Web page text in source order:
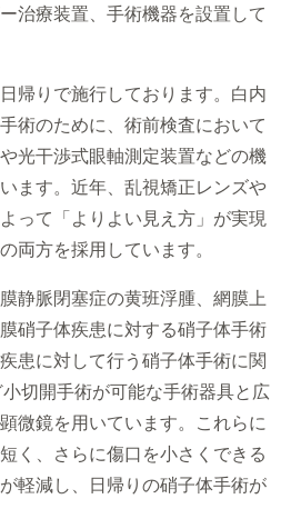
治療装置、手術機器を設置して
帰りで施行しております。白内
術のために、術前検査において
光干渉式眼軸測定装置などの機
ます。近年、乱視矯正レンズや
って「よりよい見え方」が実現
両方を採用しています。
静脈閉塞症の黄班浮腫、網膜上
硝子体疾患に対する硝子体手術
患に対して行う硝子体手術に関
切開手術が可能な手術器具と広
微鏡を用いています。これらに
く、さらに傷口を小さくできる
軽減し、日帰りの硝子体手術が